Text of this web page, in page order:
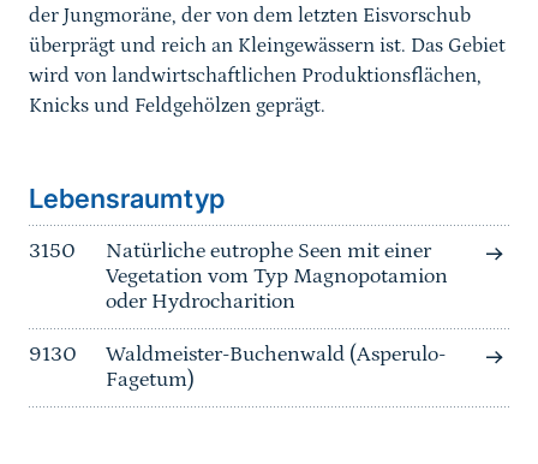
der Jungmoräne, der von dem letzten Eisvorschub
überprägt und reich an Kleingewässern ist. Das Gebiet
wird von landwirtschaftlichen Produktionsflächen,
Knicks und Feldgehölzen geprägt.
Lebensraumtyp
3150
Natürliche eutrophe Seen mit einer
Vegetation vom Typ Magnopotamion
oder Hydrocharition
9130
Waldmeister-Buchenwald (Asperulo-
Fagetum)